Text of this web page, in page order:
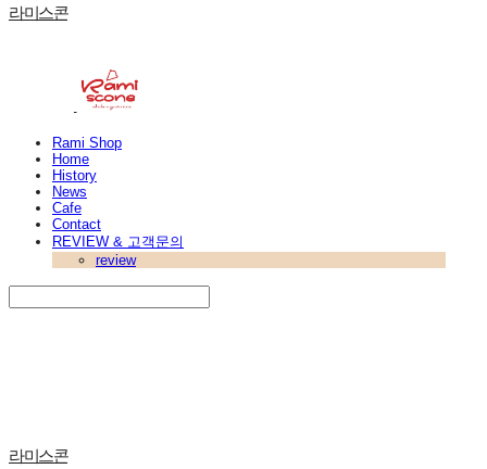
라미스콘
Rami Shop
Home
History
News
Cafe
Contact
REVIEW & 고객문의
review
라미스콘